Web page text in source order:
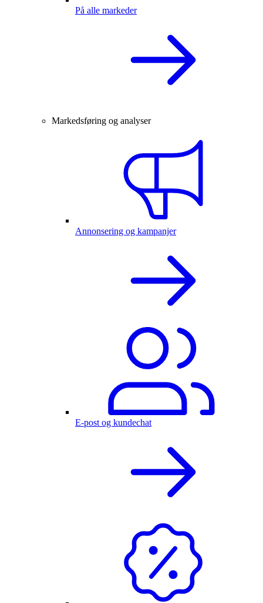
På alle markeder
Markedsføring og analyser
Annonsering og kampanjer
E-post og kundechat